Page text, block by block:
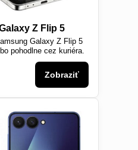
Z Flip 5
Galaxy Z Flip 5
pohodlne cez kuriéra.
Zobraziť